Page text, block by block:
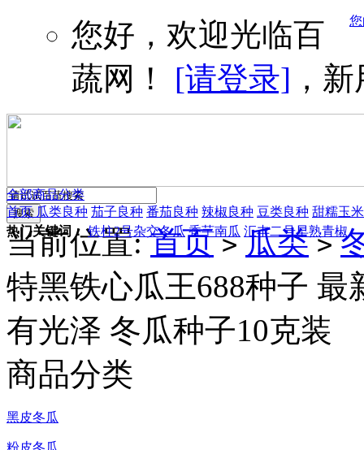
您好，欢迎光临百
蔬网！ [请登录] ，
热门关键词： 铁柱2号杂交冬瓜 香芋南瓜 汇丰二号早熟青椒
全部商品分类
首页 瓜类良种 茄子良种 番茄良种 辣椒良种 豆类良种 甜糯玉米
当前位置:首页 > 瓜类 >
特黑铁心瓜王688种子
有光泽 冬瓜种子10克装
商品分类
黑皮冬瓜
粉皮冬瓜